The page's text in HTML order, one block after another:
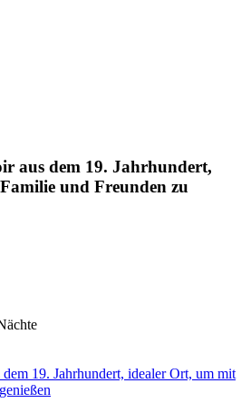
aus dem 19. Jahrhundert,
und Freunden zu
19. Jahrhundert, idealer Ort, um mit